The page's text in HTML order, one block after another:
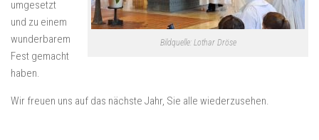
Bildquelle: Lothar Dröse
umgesetzt
und zu einem
wunderbarem
Fest gemacht
haben.
Wir freuen uns auf das nächste Jahr, Sie alle wiederzusehen.